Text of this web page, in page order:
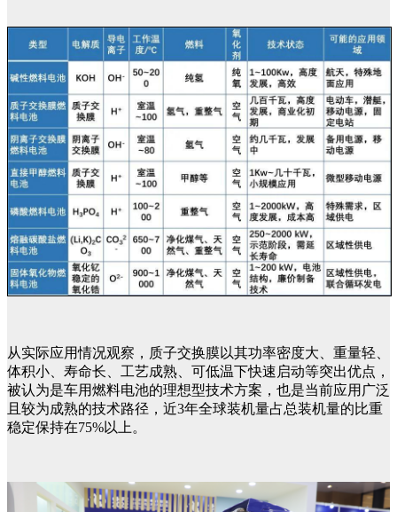
从实际应用情况观察，质子交换膜以其功率密度大、重量轻、
体积小、寿命长、工艺成熟、可低温下快速启动等突出优点，
被认为是车用燃料电池的理想型技术方案，也是当前应用广泛
且较为成熟的技术路径，近3年全球装机量占总装机量的比重
稳定保持在75%以上。